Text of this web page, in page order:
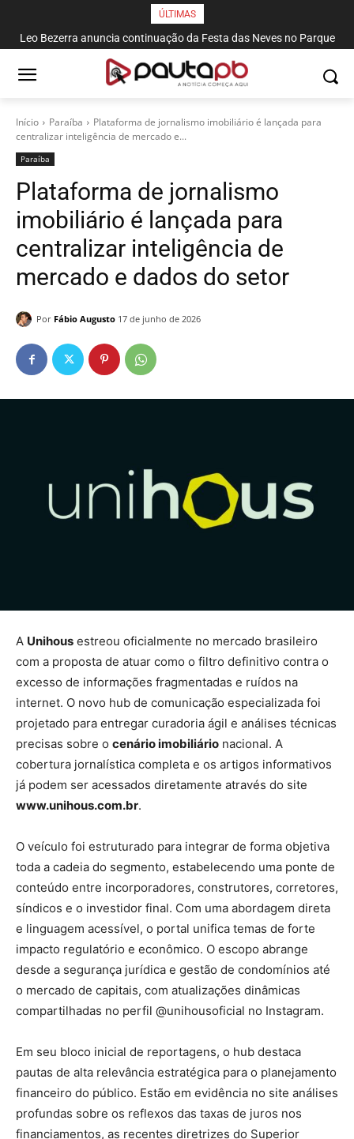
ÚLTIMAS
Leo Bezerra anuncia continuação da Festa das Neves no Parque
Solon de Lucena até domingo
Início Paraí­ba
Plataforma de jornalismo imobiliário é lançada para
centralizar inteligência de mercado e...
Paraí­ba
Plataforma de jornalismo
imobiliário é lançada para
centralizar inteligência de
mercado e dados do setor
Por Fábio Augusto 17 de junho de 2026
A Unihous estreou oficialmente no mercado brasileiro
com a proposta de atuar como o filtro definitivo contra o
excesso de informações fragmentadas e ruídos na
internet. O novo hub de comunicação especializada foi
projetado para entregar curadoria ágil e análises técnicas
precisas sobre o cenário imobiliário nacional. A
cobertura jornalística completa e os artigos informativos
já podem ser acessados diretamente através do site
www.unihous.com.br.
O veículo foi estruturado para integrar de forma objetiva
toda a cadeia do segmento, estabelecendo uma ponte de
conteúdo entre incorporadores, construtores, corretores,
síndicos e o investidor final. Com uma abordagem direta
e linguagem acessível, o portal unifica temas de forte
impacto regulatório e econômico. O escopo abrange
desde a segurança jurídica e gestão de condomínios até
o mercado de capitais, com atualizações dinâmicas
compartilhadas no perfil @unihousoficial no Instagram.
Em seu bloco inicial de reportagens, o hub destaca
pautas de alta relevância estratégica para o planejamento
financeiro do público. Estão em evidência no site análises
profundas sobre os reflexos das taxas de juros nos
financiamentos, as recentes diretrizes do Superior